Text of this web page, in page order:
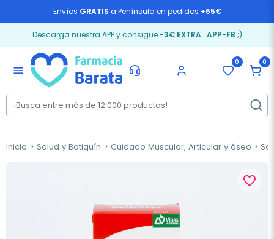
Envíos GRATIS a Península en pedidos +65€
Descarga nuestra APP y consigue -3€ EXTRA: APP-FB ;)
menu
0 0
Inicio Salud y Botiquín Cuidado Muscular, Articular y óseo
favorite_border